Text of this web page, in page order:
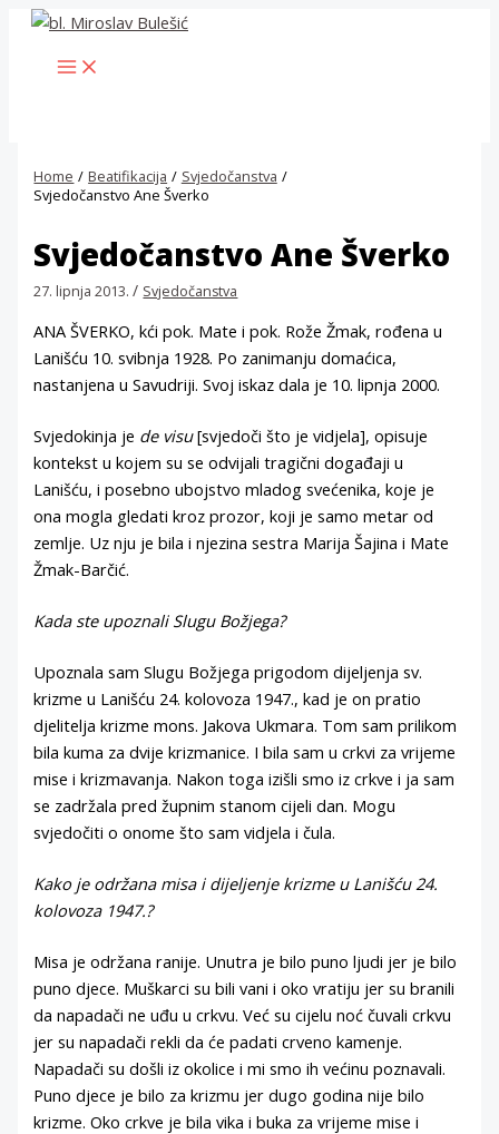
Skip
content
MAIN
MENU
Home Beatifikacija
Svjedočanstva
Svjedočanstvo Ane Šverko
Svjedočanstvo Ane Šverko
27. lipnja 2013./ Svjedočanstva
ANA ŠVERKO, kći pok. Mate i pok. Rože Žmak, rođena u
Lanišću 10. svibnja 1928. Po zanimanju domaćica,
nastanjena u Savudriji. Svoj iskaz dala je 10. lipnja 2000.
Svjedokinja je de visu[svjedoči što je vidjela], opisuje
kontekst u kojem su se odvijali tragični događaji u
Lanišću, i posebno ubojstvo mladog svećenika, koje je
ona mogla gledati kroz prozor, koji je samo metar od
zemlje. Uz nju je bila i njezina sestra Marija Šajina i Mate
Žmak-Barčić.
Kada ste upoznali Slugu Božjega?
Upoznala sam Slugu Božjega prigodom dijeljenja sv.
krizme u Lanišću 24. kolovoza 1947., kad je on pratio
djelitelja krizme mons. Jakova Ukmara. Tom sam prilikom
bila kuma za dvije krizmanice. I bila sam u crkvi za vrijeme
mise i krizmavanja. Nakon toga izišli smo iz crkve i ja sam
se zadržala pred župnim stanom cijeli dan. Mogu
svjedočiti o onome što sam vidjela i čula.
Kako je održana misa i dijeljenje krizme u Lanišću 24.
kolovoza 1947.?
Misa je održana ranije. Unutra je bilo puno ljudi jer je bilo
puno djece. Muškarci su bili vani i oko vratiju jer su branili
da napadači ne uđu u crkvu. Već su cijelu noć čuvali crkvu
jer su napadači rekli da će padati crveno kamenje.
Napadači su došli iz okolice i mi smo ih većinu poznavali.
Puno djece je bilo za krizmu jer dugo godina nije bilo
krizme. Oko crkve je bila vika i buka za vrijeme mise i